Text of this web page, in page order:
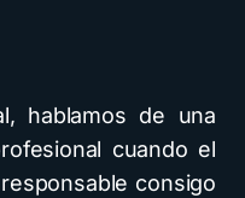
hablamos de una
cuando el
consigo